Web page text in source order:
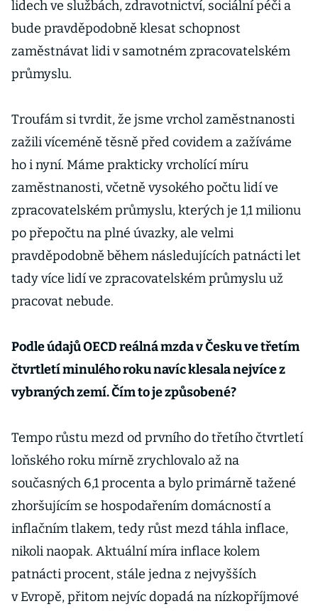
lidech ve službách, zdravotnictví, sociální péči a
bude pravděpodobně klesat schopnost
zaměstnávat lidi v samotném zpracovatelském
průmyslu.
Troufám si tvrdit, že jsme vrchol zaměstnanosti
zažili víceméně těsně před covidem a zažíváme
ho i nyní. Máme prakticky vrcholící míru
zaměstnanosti, včetně vysokého počtu lidí ve
zpracovatelském průmyslu, kterých je 1,1 milionu
po přepočtu na plné úvazky, ale velmi
pravděpodobně během následujících patnácti let
tady více lidí ve zpracovatelském průmyslu už
pracovat nebude.
Podle údajů OECD reálná mzda v Česku ve třetím
čtvrtletí minulého roku navíc klesala nejvíce z
vybraných zemí. Čím to je způsobené?
Tempo růstu mezd od prvního do třetího čtvrtletí
loňského roku mírně zrychlovalo až na
současných 6,1 procenta a bylo primárně tažené
zhoršujícím se hospodařením domácností a
inflačním tlakem, tedy růst mezd táhla inflace,
nikoli naopak. Aktuální míra inflace kolem
patnácti procent, stále jedna z nejvyšších
v Evropě, přitom nejvíc dopadá na nízkopříjmové